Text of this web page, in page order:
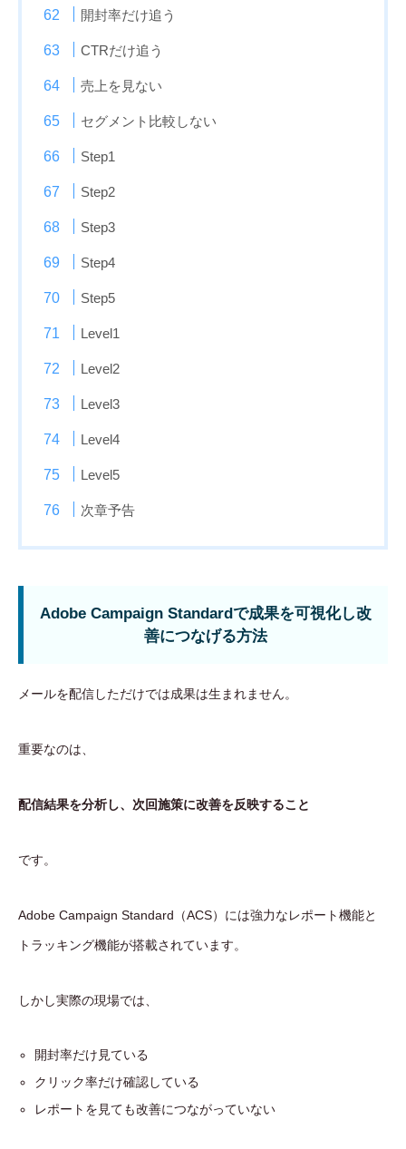
開封率だけ追う
CTRだけ追う
売上を見ない
セグメント比較しない
Step1
Step2
Step3
Step4
Step5
Level1
Level2
Level3
Level4
Level5
次章予告
Adobe Campaign Standardで成果を可視化し改
善につなげる方法
メールを配信しただけでは成果は生まれません。
重要なのは、
配信結果を分析し、次回施策に改善を反映すること
です。
Adobe Campaign Standard（ACS）には強力なレポート機能と
トラッキング機能が搭載されています。
しかし実際の現場では、
開封率だけ見ている
クリック率だけ確認している
レポートを見ても改善につながっていない